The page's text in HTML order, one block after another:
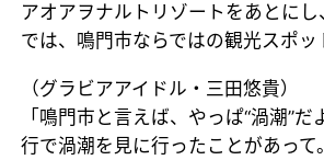
アオアヲナルトリゾートをあとに
では、鳴門市ならではの観光スポッ
（グラビアアイドル・三田悠貴）
「鳴門市と言えば、やっぱ“渦潮”
行で渦潮を見に行ったことがあって